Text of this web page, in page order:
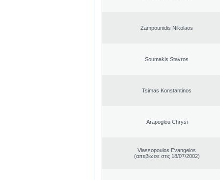
Zampounidis Nikolaos
Soumakis Stavros
Tsimas Konstantinos
Arapoglou Chrysi
Vlassopoulos Evangelos
(απεβίωσε στις 18/07/2002)